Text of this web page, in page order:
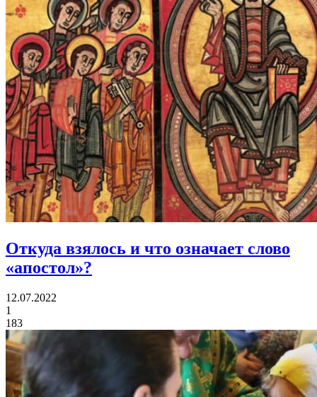
Откуда взялось и что означает слово
«апостол»?
12.07.2022
1
183